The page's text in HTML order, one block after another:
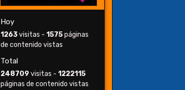
Hoy
1263visitas -1575páginas
de contenido vistas
Total
248709 visitas -1222115
páginas de contenido vistas